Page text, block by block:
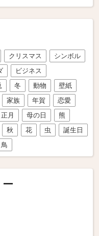
クリスマス
シンボル
ビジネス
冬 動物
壁紙
家族 年賀
恋愛
正月 母の日
熊
秋 花 虫
誕生日
鳥